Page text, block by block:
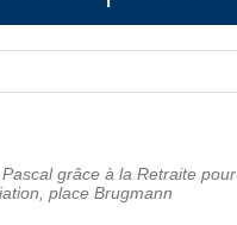
grâce à la Retraite
place Brugmann